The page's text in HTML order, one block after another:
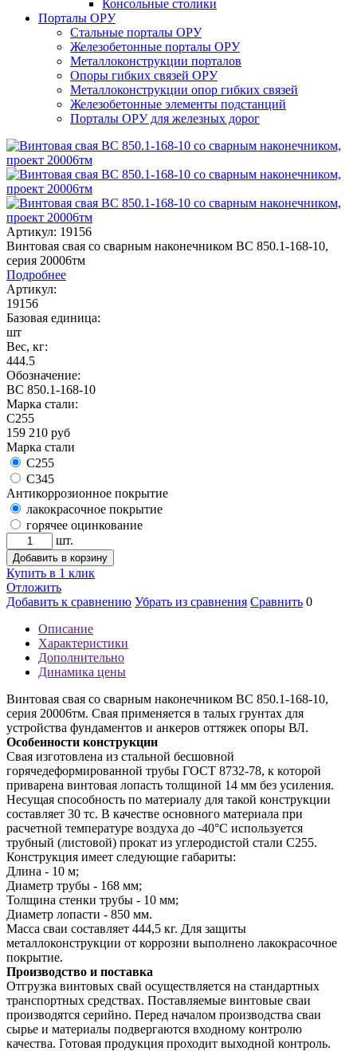
Консольные столики
Порталы ОРУ
Стальные порталы ОРУ
Железобетонные порталы ОРУ
Металлоконструкции порталов
Опоры гибких связей ОРУ
Металлоконструкции опор гибких связей
Железобетонные элементы подстанций
Порталы ОРУ для железных дорог
Артикул: 19156
Винтовая свая со сварным наконечником ВС 850.1-168-10,
серия 20006тм
Подробнее
Артикул:
19156
Базовая единица:
шт
Вес, кг:
444.5
Обозначение:
ВС 850.1-168-10
Марка стали:
С255
159 210 руб
Марка стали
С255
С345
Антикоррозионное покрытие
лакокрасочное покрытие
горячее оцинкование
шт.
Добавить в корзину
Купить в 1 клик
Отложить
Добавить к сравнению Убрать из сравнения Сравнить 0
Описание
Характеристики
Дополнительно
Динамика цены
Винтовая свая со сварным наконечником ВС 850.1-168-10,
серия 20006тм. Свая применяется в талых грунтах для
устройства фундаментов и анкеров оттяжек опоры ВЛ.
Особенности конструкции
Свая изготовлена из стальной бесшовной
горячедеформированной трубы ГОСТ 8732-78, к которой
приварена винтовая лопасть толщиной 14 мм без усиления.
Несущая способность по материалу для такой конструкции
составляет 30 тс. В качестве основного материала при
расчетной температуре воздуха до -40°С используется
трубный (листовой) прокат из углеродистой стали С255.
Конструкция имеет следующие габариты:
Длина - 10 м;
Диаметр трубы - 168 мм;
Толщина стенки трубы - 10 мм;
Диаметр лопасти - 850 мм.
Масса сваи составляет 444,5 кг. Для защиты
металлоконструкции от коррозии выполнено лакокрасочное
покрытие.
Производство и поставка
Отгрузка винтовых свай осуществляется на стандартных
транспортных средствах. Поставляемые винтовые сваи
производятся серийно. Перед началом производства сваи
сырье и материалы подвергаются входному контролю
качества. Готовая продукция проходит выходной контроль.